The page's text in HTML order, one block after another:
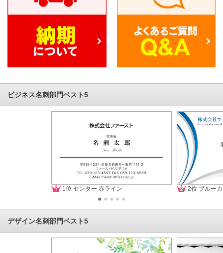
ビジネス名刺部門ベスト5
1位 センター 赤ライン 2位 ブルー
● ● ● ● ●
デザイン名刺部門ベスト5